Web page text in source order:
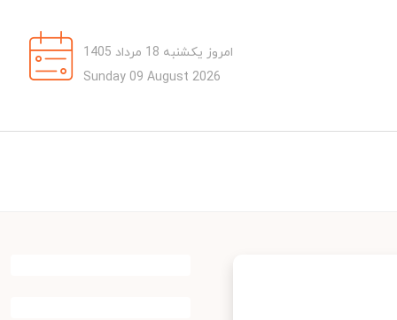
امروز یکشنبه 18 مرداد 1405
Sunday 09 August 2026